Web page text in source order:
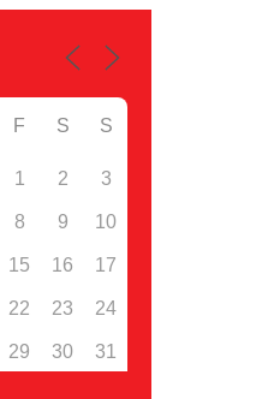
F S S
1 2 3
8 9 10
15 16 17
22 23 24
29 30 31